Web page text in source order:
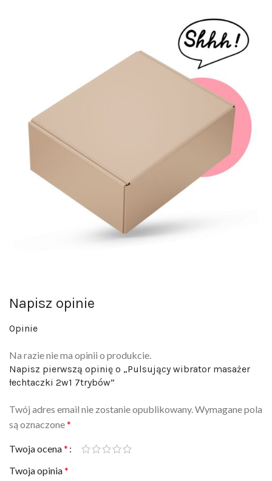
Napisz opinie
Opinie
Na razie nie ma opinii o produkcie.
Napisz pierwszą opinię o „Pulsujący wibrator masażer
łechtaczki 2w1 7trybów”
Twój adres email nie zostanie opublikowany. Wymagane pola
są oznaczone *
Twoja ocena *
Twoja opinia *